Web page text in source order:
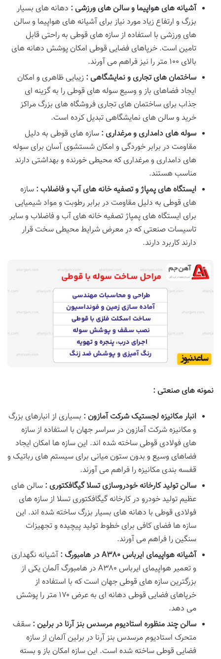
آشیانه های هواپیما و سالن های ورزشی : دهانه های بسیار
بزرگ و ارتفاع زیاد مورد نیاز برای آشیانه های هواپیما و سالن
های ورزشی با استفاده از سازه های قوطی به راحتی قابل
تامین است. خرپاهای فضایی قوطی امکان پوشش دهانه های
بالای ۱۰۰ متر را نیز فراهم می آورند.
ساختمان های تجاری و نمایشگاهی : زیبایی ظاهری و امکان
ایجاد فضاهای باز و وسیع سوله های قوطی را به گزینه ای
جذاب برای ساختمان های تجاری فروشگاه های بزرگ مراکز
خرید و سالن های نمایشگاهی تبدیل کرده است.
سوله های دامداری و مرغداری : سازه های قوطی به دلیل
مقاومت در برابر خوردگی و امکان شستشوی آسان برای سوله
های دامداری و مرغداری که محیطی خورنده و بهداشتی دارند
مناسب هستند.
ایستگاه های پمپاژ و تصفیه خانه های آب و فاضلاب : سازه
های قوطی به دلیل مقاومت در برابر رطوبت و مواد شیمیایی
برای ایستگاه های پمپاژ تصفیه خانه های آب و فاضلاب و سایر
تاسیسات صنعتی که در معرض شرایط محیطی سخت قرار
دارند کاربرد دارند.
نمونه های صنعتی :
انبار مکانیزه لجستیک شرکت آمازون : بسیاری از انبارهای بزرگ
و مکانیزه شرکت آمازون در سراسر جهان با استفاده از سازه
های فولادی قوطی ساخته شده اند. این سازه ها امکان ایجاد
فضاهای وسیع و بدون ستون میانی برای سیستم های رباتیک و
قفسه بندی مکانیزه را فراهم می آورند.
سالن تولید کارخانه خودروسازی تسلا گیگافکتوری : سالن های
عظیم تولید خودرو در کارخانه گیگافکتوری تسلا از سازه های
فولادی قوطی با دهانه های بسیار بزرگ ساخته شده اند. این
سازه ها فضای کافی برای خطوط تولید پیچیده و تجهیزات
سنگین را فراهم می آورند.
آشیانه هواپیمای ایرباس ۳۸۰ در هامبورگ : آشیانه نگهداری
و تعمیر هواپیمای ایرباس A۳۸۰ در هامبورگ آلمان یکی از
بزرگترین سازه های قوطی جهان است که با استفاده از
خرپاهای فضایی قوطی دهانه ای به عرض ۱۷۰ متر را پوشش
می دهد.
سالن چند منظوره استادیوم مرسدس بنز آرنا در برلین : سقف
متحرک استادیوم مرسدس بنز آرنا در برلین آلمان از سازه
فضایی قوطی ساخته شده است. این سازه امکان باز و بسته